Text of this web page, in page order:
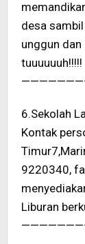
desa
unggun
tuuuuuuh!!!!!
6.Sekolah
Kontak
9220340,
Liburan